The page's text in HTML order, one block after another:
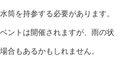
筒を持参する必要があります。
ントは開催されますが、雨の状
合もあるかもしれません。